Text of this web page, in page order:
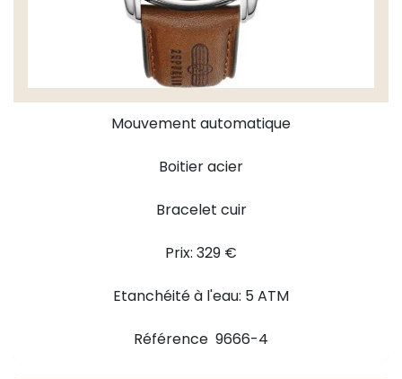
Mouvement automatique
Boitier acier
Bracelet cuir
Prix: 329 €
Etanchéité à l'eau: 5 ATM
Référence 9666-4